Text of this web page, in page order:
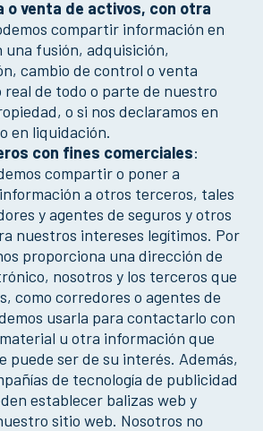
o venta de activos, con otra
compartir información en
una fusión, adquisición,
cambio de control o venta
real de todo o parte de nuestro
o si nos declaramos en
en liquidación.
con fines comerciales:
compartir o poner a
a otros terceros, tales
y agentes de seguros y otros
nuestros intereses legítimos. Por
proporciona una dirección de
nosotros y los terceros que
como corredores o agentes de
usarla para contactarlo con
u otra información que
puede ser de su interés. Además,
de tecnología de publicidad
establecer balizas web y
sitio web. Nosotros no